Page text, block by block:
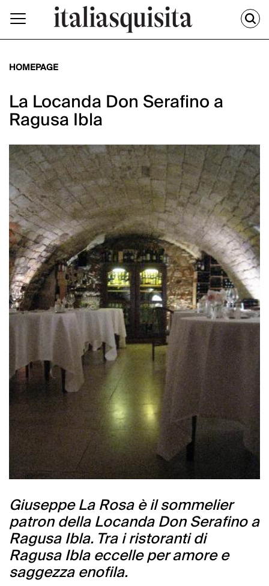
HOMEPAGE
La Locanda Don Serafino a
Ragusa Ibla
Giuseppe La Rosa è il sommelier
patron della Locanda Don Serafino a
Ragusa Ibla. Tra i ristoranti di
Ragusa Ibla eccelle per amore e
saggezza enofila.